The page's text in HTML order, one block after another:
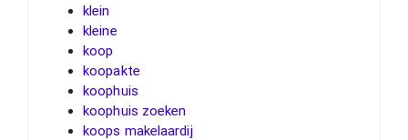
klein
kleine
koop
koopakte
koophuis
koophuis zoeken
koops makelaardij